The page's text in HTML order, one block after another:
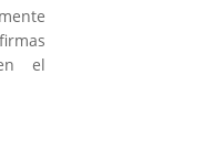
el